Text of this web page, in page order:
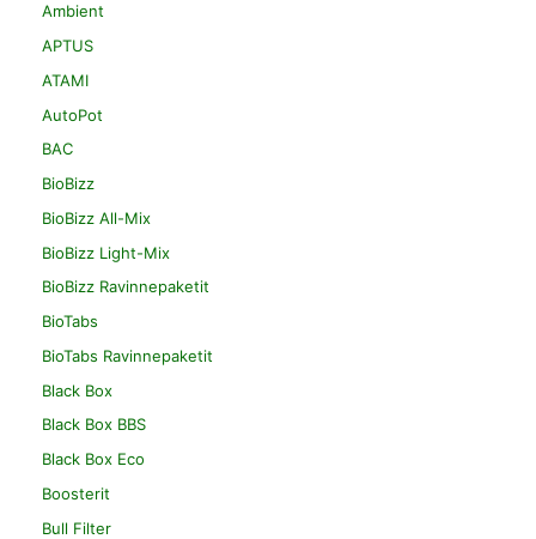
Ambient
APTUS
ATAMI
AutoPot
BAC
BioBizz
BioBizz All-Mix
BioBizz Light-Mix
BioBizz Ravinnepaketit
BioTabs
BioTabs Ravinnepaketit
Black Box
Black Box BBS
Black Box Eco
Boosterit
Bull Filter